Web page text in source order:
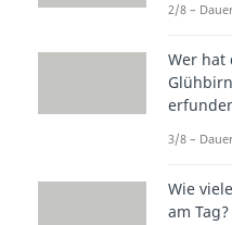
Was ist
du dir
musst,
2/8 –
Wer hat
3/8 –
Wie
am Tag?